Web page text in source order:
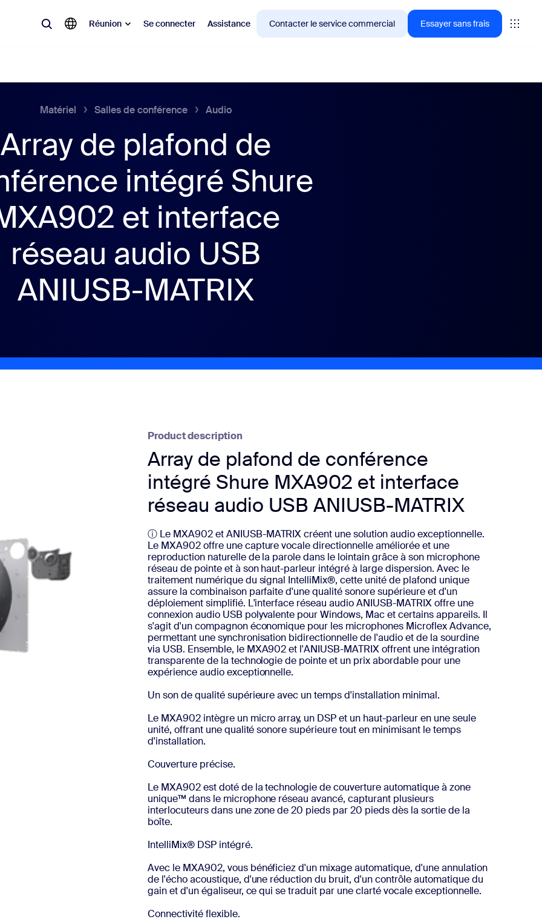
Réunion Se connecter Assistance Contacter le service commercial Essayer sans frais
en vogue, tendance, qui font le buzz : celles qui intéressent la clientèle de Zoom en ce moment.
Meetings
Canvas
Center Performance CX
Matériel Salles de conférence Audio
Array de plafond de
intégré Shure
et interface
réseau audio USB
ANIUSB-MATRIX
Product description
Array de plafond de conférence
intégré Shure MXA902 et interface
réseau audio USB ANIUSB-MATRIX
ⓘ Le MXA902 et ANIUSB-MATRIX créent une solution audio exceptionnelle.
Le MXA902 offre une capture vocale directionnelle améliorée et une
reproduction naturelle de la parole dans le lointain grâce à son microphone
réseau de pointe et à son haut-parleur intégré à large dispersion. Avec le
traitement numérique du signal IntelliMix®, cette unité de plafond unique
assure la combinaison parfaite d'une qualité sonore supérieure et d'un
déploiement simplifié. L'interface réseau audio ANIUSB-MATRIX offre une
connexion audio USB polyvalente pour Windows, Mac et certains appareils. Il
s'agit d'un compagnon économique pour les microphones Microflex Advance,
permettant une synchronisation bidirectionnelle de l'audio et de la sourdine
via USB. Ensemble, le MXA902 et l'ANIUSB-MATRIX offrent une intégration
transparente de la technologie de pointe et un prix abordable pour une
expérience audio exceptionnelle.
Un son de qualité supérieure avec un temps d'installation minimal.
Le MXA902 intègre un micro array, un DSP et un haut-parleur en une seule
unité, offrant une qualité sonore supérieure tout en minimisant le temps
d'installation.
Couverture précise.
Le MXA902 est doté de la technologie de couverture automatique à zone
unique™ dans le microphone réseau avancé, capturant plusieurs
interlocuteurs dans une zone de 20 pieds par 20 pieds dès la sortie de la
boîte.
IntelliMix® DSP intégré.
Avec le MXA902, vous bénéficiez d'un mixage automatique, d'une annulation
de l'écho acoustique, d'une réduction du bruit, d'un contrôle automatique du
gain et d'un égaliseur, ce qui se traduit par une clarté vocale exceptionnelle.
Connectivité flexible.